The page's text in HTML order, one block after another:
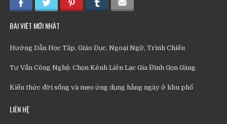
BÀI VIẾT MỚI NHẤT
Hướng Dẫn Học Tập, Giáo Dục, Ngoại Ngữ, Trình Chiếu
Tư Vấn Công Nghệ: Chọn Kênh Liên Lạc Gia Đình Gọn Gàng
Kiến thức đời sống và mẹo ứng dụng hằng ngày ở khu phố
LIÊN HỆ